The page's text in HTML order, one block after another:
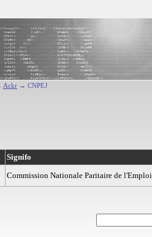
Ackr → CNPEJ
Signifo
Commission Nationale Paritaire de